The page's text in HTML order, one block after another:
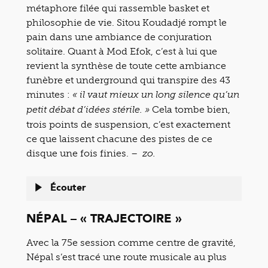
métaphore filée qui rassemble basket et
philosophie de vie. Sitou Koudadjé rompt le
pain dans une ambiance de conjuration
solitaire. Quant à Mod Efok, c’est à lui que
revient la synthèse de toute cette ambiance
funèbre et underground qui transpire des 43
minutes : « il vaut mieux un long silence qu’un
petit débat d’idées stérile. » Cela tombe bien,
trois points de suspension, c’est exactement
ce que laissent chacune des pistes de ce
disque une fois finies. – zo.
Écouter
NÉPAL – « TRAJECTOIRE »
Avec la 75e session comme centre de gravité,
Népal s’est tracé une route musicale au plus